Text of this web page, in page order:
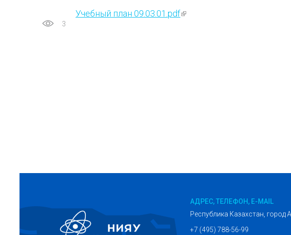
Учебный план 09.03.01.pdf(внешняя ссылка)
3
АДРЕС, ТЕЛЕФОН, E-MAIL
Республика Казахстан, город
+7 (495) 788-56-99